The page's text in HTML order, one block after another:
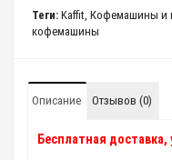
Теги: Kaffit, Кофемашины и
кофемашины
Описание Отзывов (0)
Бесплатная